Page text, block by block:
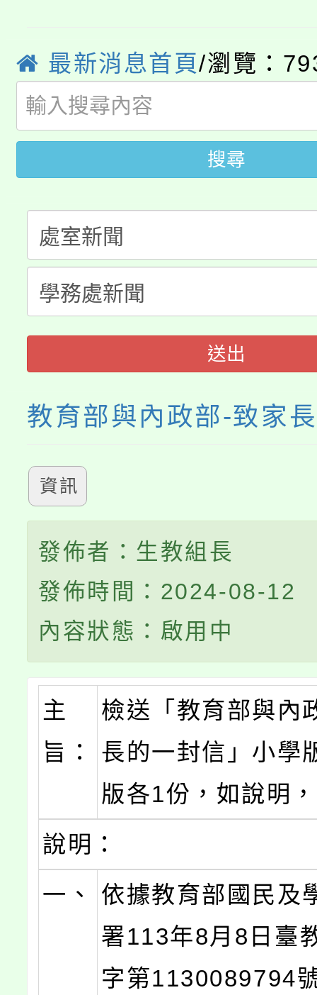
生本土語及新住民語歌
公告本校115學年度第
代理(課)教師甄選結果(
公告本校115學年度第
代理(課)教師甄選結果(
轉知中國文化大學推廣
《TA101》溝通分析基
程，歡迎學生輔導中心
心理、諮商輔導、社會
系所師生報名參加。
轉知苗栗縣政府辦理
門員」簡章及活動海報
踴躍報名參加。
要點
「桃園市補助參觀特色
展演活動實施計畫」
115年度「教育部表揚
義教育推展貢獻獎」
最新消息首頁/瀏覽：
搜尋
送出
教育部與內政部-致家
資訊
發佈者：生教組長
發佈時間：2024-08-12
內容狀態：啟用中
主
旨：
檢送「教育部與內
長的一封信」小學
版各1份，如說明
說明：
一、
依據教育部國民及
署113年8月8日臺
字第1130089794